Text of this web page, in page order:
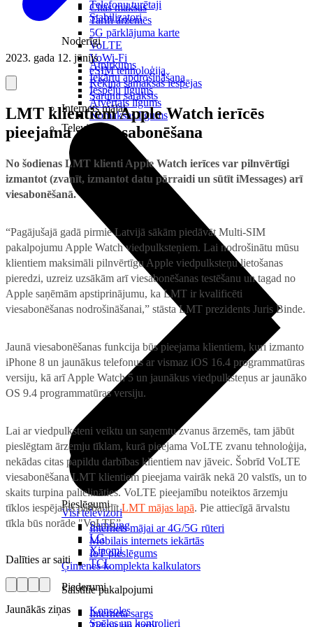
Citas maksas
Tarifi ārzemēs
5G pārklājuma karte
VoLTE
VoWi-Fi
eSIM tehnoloģija
Rēķina samaksas iespējas
Sarunu saraksts
Internets mājai
Pieslēgumi
Internets mājai ar 4G/5G rūteri
Mobilais internets iekārtās
IoT pieslēgums
Ģimenes komplekta kalkulators
Saistītie pakalpojumi
Interneta sargs
Telefonu turētaji
Stabilizatori
Noderīgi
Atpirkums
Iekārtu apdrošināšana
Iespēju līgums
Atvērtais līgums
Nomaksas līgums
Televizori
Visi televizori
Samsung
LG
Xiaomi
TCL
Piederumi
Konsoles
Spēles un kontrolieri
2023. gada 12. jūnijs
LMT klientiem Apple Watch ierīcēs
pieejama arī viesabonēšana
No šodienas LMT klienti Apple Watch ierīces var pilnvērtīgi
izmantot (zvanīt, izmantot datu pārraidi un sūtīt iMessages) arī
viesabonēšanā.
“Pagājušajā gadā pirmie Latvijā sākām piedāvāt Multi-SIM
pakalpojumu Apple Watch viedpulksteņiem. Lai nodrošinātu mūsu
klientiem maksimāli pilnvērtīgu Apple viedpulksteņu lietošanas
pieredzi, uzreiz uzsākām arī viesabonēšanas testēšanu un tagad no
Apple saņēmām apstiprinājumu, ka LMT ir kvalificēti
viesabonēšanas nodrošināšanai,” stāsta LMT prezidents Juris Binde.
Jaunā viesabonēšanas funkcija būs pieejama klientiem, kuri izmanto
iPhone 8 un jaunākus telefonus ar vismaz iOS 16.4 programmatūras
versiju, kā arī Apple Watch 5 un jaunākus viedpulksteņus ar jaunāko
OS 9.4 programmatūras versiju.
Lai ar viedpulksteni veiktu un saņemtu zvanus ārzemēs, tam jābūt
pieslēgtam ārzemju tīklam, kurā pieejama VoLTE zvanu tehnoloģija,
nekādas citas papildu darbības klientiem nav jāveic. Šobrīd VoLTE
viesabonēšana LMT klientiem pieejama vairāk nekā 20 valstīs, un to
skaits turpina palielināties. VoLTE pieejamību noteiktos ārzemju
tīklos iespējams pārbaudītLMT mājas lapā. Pie attiecīgā ārvalstu
tīkla būs norāde "VoLTE”.
Dalīties ar saiti
Jaunākās ziņas